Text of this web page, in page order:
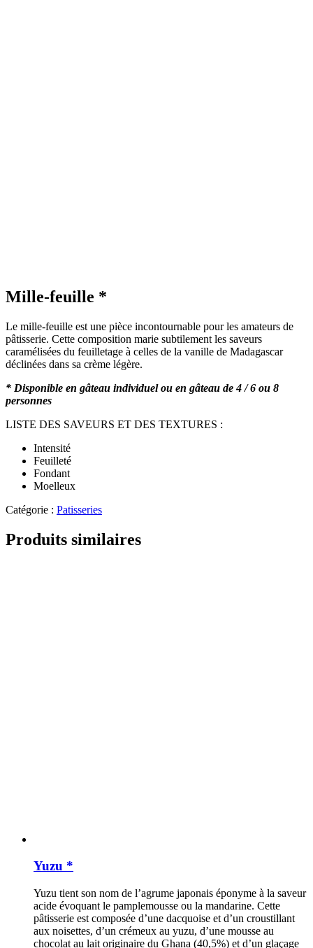
Mille-feuille *
Le mille-feuille est une pièce incontournable pour les amateurs de
pâtisserie. Cette composition marie subtilement les saveurs
caramélisées du feuilletage à celles de la vanille de Madagascar
déclinées dans sa crème légère.
* Disponible en gâteau individuel ou en gâteau de 4 / 6 ou 8
personnes
LISTE DES SAVEURS ET DES TEXTURES :
Intensité
Feuilleté
Fondant
Moelleux
Catégorie : Patisseries
Produits similaires
Yuzu *
Yuzu tient son nom de l’agrume japonais éponyme à la saveur
acide évoquant le pamplemousse ou la mandarine. Cette
pâtisserie est composée d’une dacquoise et d’un croustillant
aux noisettes, d’un crémeux au yuzu, d’une mousse au
chocolat au lait originaire du Ghana (40,5%) et d’un glaçage